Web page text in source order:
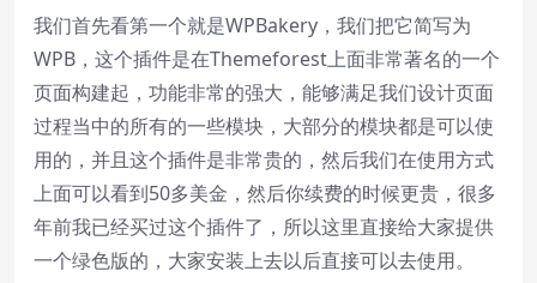
Subtitles
subtitles settings, opens subtitles
subtitles off, selected
Audio Track
Picture-in-Picture
Fullscreen
This is a modal window.
我们首先看第一个就是WPBakery，我们把它简写为
WPB，这个插件是在Themeforest上面非常著名的一个
页面构建起，功能非常的强大，能够满足我们设计页面
过程当中的所有的一些模块，大部分的模块都是可以使
用的，并且这个插件是非常贵的，然后我们在使用方式
上面可以看到50多美金，然后你续费的时候更贵，很多
年前我已经买过这个插件了，所以这里直接给大家提供
一个绿色版的，大家安装上去以后直接可以去使用。